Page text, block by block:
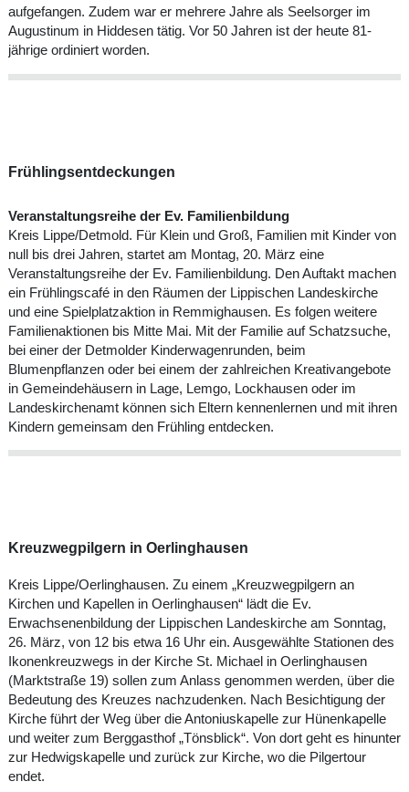
aufgefangen. Zudem war er mehrere Jahre als Seelsorger im
Augustinum in Hiddesen tätig. Vor 50 Jahren ist der heute 81-
jährige ordiniert worden.
Frühlingsentdeckungen
Veranstaltungsreihe der Ev. Familienbildung
Kreis Lippe/Detmold. Für Klein und Groß, Familien mit Kinder von
null bis drei Jahren, startet am Montag, 20. März eine
Veranstaltungsreihe der Ev. Familienbildung. Den Auftakt machen
ein Frühlingscafé in den Räumen der Lippischen Landeskirche
und eine Spielplatzaktion in Remmighausen. Es folgen weitere
Familienaktionen bis Mitte Mai. Mit der Familie auf Schatzsuche,
bei einer der Detmolder Kinderwagenrunden, beim
Blumenpflanzen oder bei einem der zahlreichen Kreativangebote
in Gemeindehäusern in Lage, Lemgo, Lockhausen oder im
Landeskirchenamt können sich Eltern kennenlernen und mit ihren
Kindern gemeinsam den Frühling entdecken.
Kreuzwegpilgern in Oerlinghausen
Kreis Lippe/Oerlinghausen. Zu einem „Kreuzwegpilgern an
Kirchen und Kapellen in Oerlinghausen“ lädt die Ev.
Erwachsenenbildung der Lippischen Landeskirche am Sonntag,
26. März, von 12 bis etwa 16 Uhr ein. Ausgewählte Stationen des
Ikonenkreuzwegs in der Kirche St. Michael in Oerlinghausen
(Marktstraße 19) sollen zum Anlass genommen werden, über die
Bedeutung des Kreuzes nachzudenken. Nach Besichtigung der
Kirche führt der Weg über die Antoniuskapelle zur Hünenkapelle
und weiter zum Berggasthof „Tönsblick“. Von dort geht es hinunter
zur Hedwigskapelle und zurück zur Kirche, wo die Pilgertour
endet.